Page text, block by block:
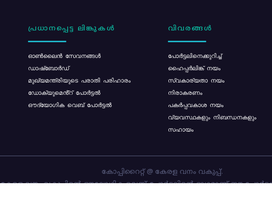
പ്രധാനപ്പെട്ട ലിങ്കുകൾ
ഓൺലൈൻ സേവനങ്ങൾ
ഡാഷ്ബോർഡ്
മുഖ്യമന്ത്രിയുടെ പരാതി പരിഹാരം
ഡോക്യുമെൻ്റ് പോർട്ടൽ
ഔദ്യോഗിക വെബ് പോർട്ടൽ
വിവരങ്ങൾ
പോര്‍ട്ടലിനെക്കുറിച്ച്
ഹൈപ്പർലിങ്ക് നയം
സ്വകാര്യതാ നയം
നിരാകരണം
പകർപ്പവകാശ നയം
വ്യവസ്ഥകളും നിബന്ധനകളും
സഹായം
കോപ്പിറൈറ്റ് @ കേരള വനം വകുപ്പ്.
കേരള വനം വകുപ്പിന്റെ ഔദ്യോഗിക വെബ്-പോർട്ടലിന്റെ ഭാഗമാണ് ഈ